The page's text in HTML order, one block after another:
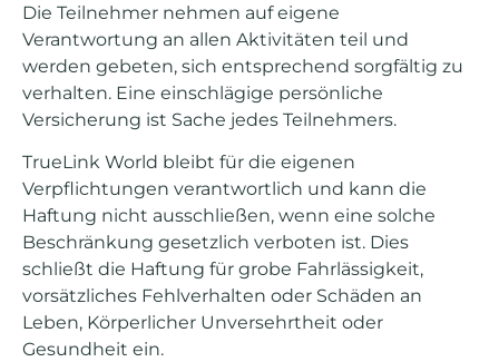
Die Teilnehmer nehmen auf eigene
Verantwortung an allen Aktivitäten teil und
werden gebeten, sich entsprechend sorgfältig zu
verhalten. Eine einschlägige persönliche
Versicherung ist Sache jedes Teilnehmers.
TrueLink World bleibt für die eigenen
Verpflichtungen verantwortlich und kann die
Haftung nicht ausschließen, wenn eine solche
Beschränkung gesetzlich verboten ist. Dies
schließt die Haftung für grobe Fahrlässigkeit,
vorsätzliches Fehlverhalten oder Schäden an
Leben, Körperlicher Unversehrtheit oder
Gesundheit ein.